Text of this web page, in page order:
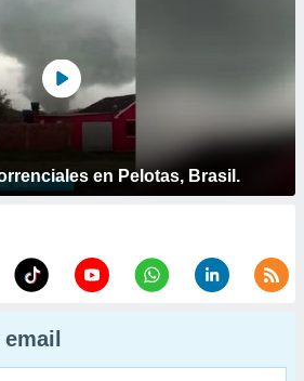
en Pelotas, Brasil.